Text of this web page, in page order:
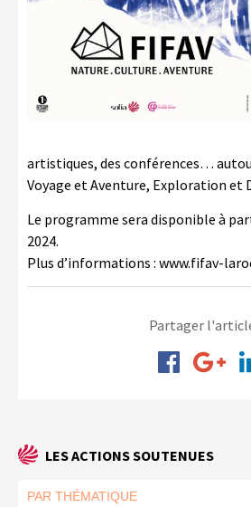
artistiques, des conférences…
Voyage et Aventure, Exploration et
Le programme sera disponible à
2024.
Plus d’informations : www.fifav-
Partager
LES ACTIONS SOUTENUES